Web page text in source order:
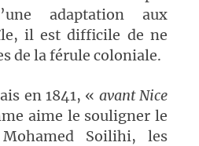
adaptation aux
il est difficile de ne
de la férule coloniale.
en 1841, « avant Nice
aime le souligner le
Soilihi, les